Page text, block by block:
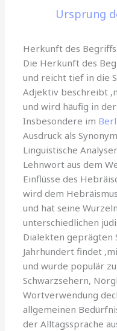
Ursprung
Herkunft des Begriffs
Die Herkunft des
und reicht tief in die
Adjektiv beschreibt
und wird häufig in
Insbesondere im
Ausdruck als
Linguistische
Lehnwort aus dem
Einflüsse des
wird dem
und hat seine
unterschiedlichen
Dialekten geprägten
Jahrhundert findet
und wurde populär
Schwarzsehern,
Wortverwendung
allgemeinen
der Alltagssprache